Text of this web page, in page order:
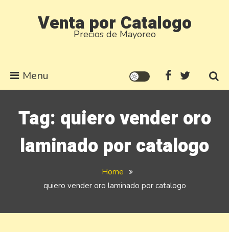
Venta por Catalogo
Precios de Mayoreo
Menu
Tag: quiero vender oro
laminado por catalogo
Home
quiero vender oro laminado por catalogo